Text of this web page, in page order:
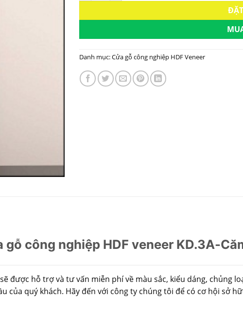
Danh mục:Cửa gỗ công nghiệp HDF Veneer
gỗ công nghiệp HDF veneer KD.3A-
được hỗ trợ và tư vấn miễn phí về màu sắc, kiểu dáng, chủng
của quý khách. Hãy đến với công ty chúng tôi để có cơ hội sở